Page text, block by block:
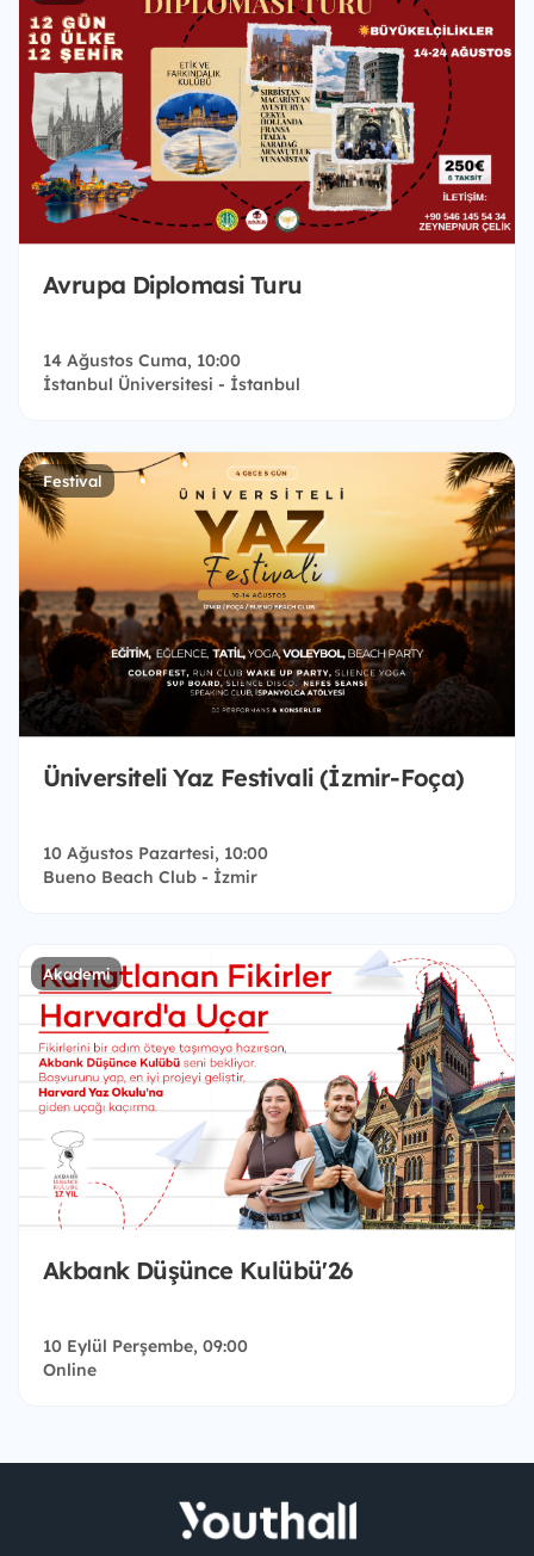
Avrupa Diplomasi Turu
14 Ağustos Cuma, 10:00
İstanbul Üniversitesi - İstanbul
Festival
Üniversiteli Yaz Festivali (İzmir-Foça)
10 Ağustos Pazartesi, 10:00
Bueno Beach Club - İzmir
Akademi
Akbank Düşünce Kulübü'26
10 Eylül Perşembe, 09:00
Online